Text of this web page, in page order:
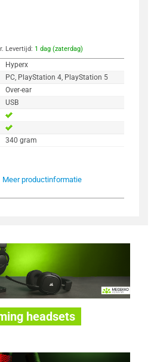
Levertijd: 1 dag (zaterdag)
Hyperx
PC, PlayStation 4, PlayStation 5
Over-ear
USB
340 gram
Meer productinformatie
headsets